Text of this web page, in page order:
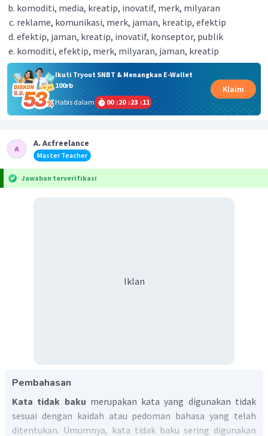
komoditi, media, kreatip, inovatif, merk, milyaran
reklame, komunikasi, merk, jaman, kreatip, efektip
efektip, jaman, kreatip, inovatif, konseptor, publik
komoditi, efektip, merk, milyaran, jaman, kreatip
Ikuti Tryout SNBT & Menangkan E-Wallet
100rb
Habis dalam
00 :20 :23 :10
Klaim
A. Acfreelance
Master Teacher
Jawaban terverifikasi
Iklan
Pembahasan
Kata tidak baku merupakan kata yang digunakan tidak
sesuai dengan kaidah atau pedoman bahasa yang telah
ditentukan. Umumnya, kata tidak baku sering digunakan